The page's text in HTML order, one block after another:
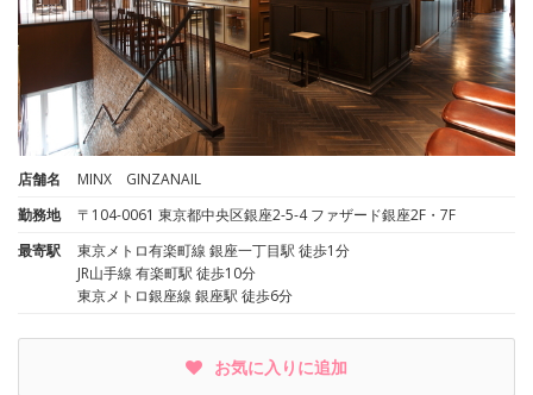
店舗名
MINX GINZANAIL
勤務地
〒104-0061 東京都中央区銀座2-5-4 ファザード銀座2F・7F
最寄駅
東京メトロ有楽町線 銀座一丁目駅 徒歩1分
JR山手線 有楽町駅 徒歩10分
東京メトロ銀座線 銀座駅 徒歩6分
お気に入りに追加